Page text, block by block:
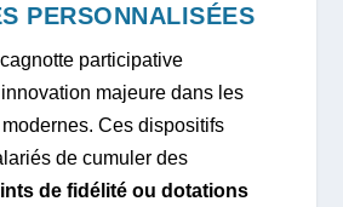
PERSONNALISÉES
participative
majeure dans les
Ces dispositifs
de cumuler des
de fidélité ou dotations